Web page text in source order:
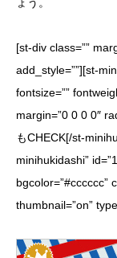
[st-div class=””
add_style=””][st-
fontsize=””
margin=”0 0 0 0″
もCHECK[/st-
minihukidashi”
bgcolor=”#cccccc”
thumbnail=”on”